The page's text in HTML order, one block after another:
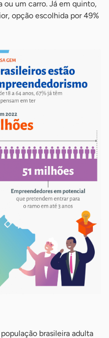
ou um carro. Já em quinto,
opção escolhida por 49%
brasileira adulta